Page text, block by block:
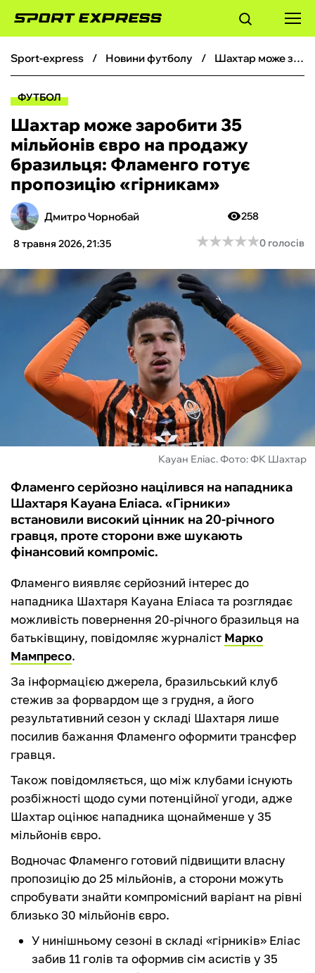
ФУТБОЛ
БОКС
ХОКЕЙ
ТЕНІС
КІБЕРСПОРТ
ФУТЗАЛ
ІНШІ
БУКМЕКЕРИ
sport-express новини футболу Шахтар може заробити 35 мільйонів євро на продажу бразильця: Фламенго готує пропозицію «гірникам»
ФУТБОЛ
Шахтар може заробити 35
мільйонів євро на продажу
бразильця: Фламенго готує
пропозицію «гірникам»
Дмитро Чорнобай
8 травня 2026, 21:35
258
★★★★★
★★★★★0 голосів
Кауан Еліас. Фото: ФК Шахтар
Фламенго серйозно націлився на нападника
Шахтаря Кауана Еліаса. «Гірники»
встановили високий цінник на 20-річного
гравця, проте сторони вже шукають
фінансовий компроміс.
Фламенго виявляє серйозний інтерес до
нападника Шахтаря Кауана Еліаса та розглядає
можливість повернення 20-річного бразильця на
батьківщину, повідомляє журналіст Марко
Мампресо.
За інформацією джерела, бразильський клуб
стежив за форвардом ще з грудня, а його
результативний сезон у складі Шахтаря лише
посилив бажання Фламенго оформити трансфер
гравця.
Також повідомляється, що між клубами існують
розбіжності щодо суми потенційної угоди, адже
Шахтар оцінює нападника щонайменше у 35
мільйонів євро.
Водночас Фламенго готовий підвищити власну
пропозицію до 25 мільйонів, а сторони можуть
спробувати знайти компромісний варіант на рівні
близько 30 мільйонів євро.
У нинішньому сезоні в складі «гірників» Еліас
забив 11 голів та оформив сім асистів у 35